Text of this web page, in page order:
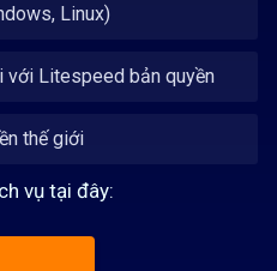
Linux)
Litespeed bản quyền
thế giới
vụ tại đây: